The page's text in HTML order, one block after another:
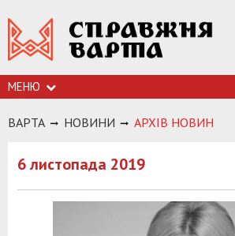
МЕНЮ
ВАРТА НОВИНИ АРХIВ НОВИН
6 листопада 2019